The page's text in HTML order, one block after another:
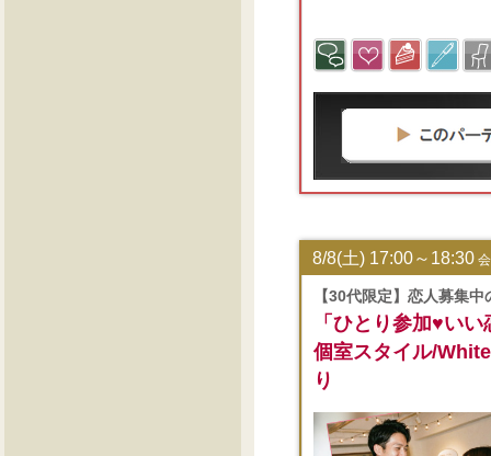
8/8(土) 17:00～18:30
【30代限定】恋人募集中
「ひとり参加♥い
個室スタイル/
り